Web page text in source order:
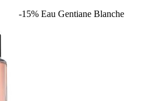
-15% Eau Gentiane Blanche